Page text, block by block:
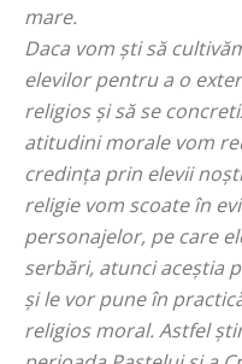
mare.
Daca vom ști să
elevilor pentru a o
religios și să se
atitudini morale vom
credința prin elevii
religie vom scoate în
personajelor, pe care
serbări, atunci aceștia
și le vor pune în
religios moral. Astfel